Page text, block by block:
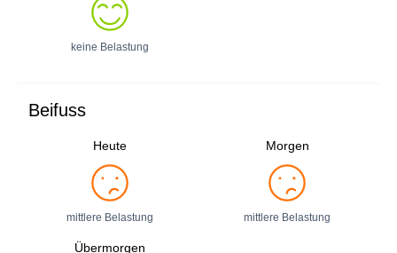
keine Belastung
Beifuss
Heute
mittlere Belastung
Morgen
mittlere Belastung
Übermorgen